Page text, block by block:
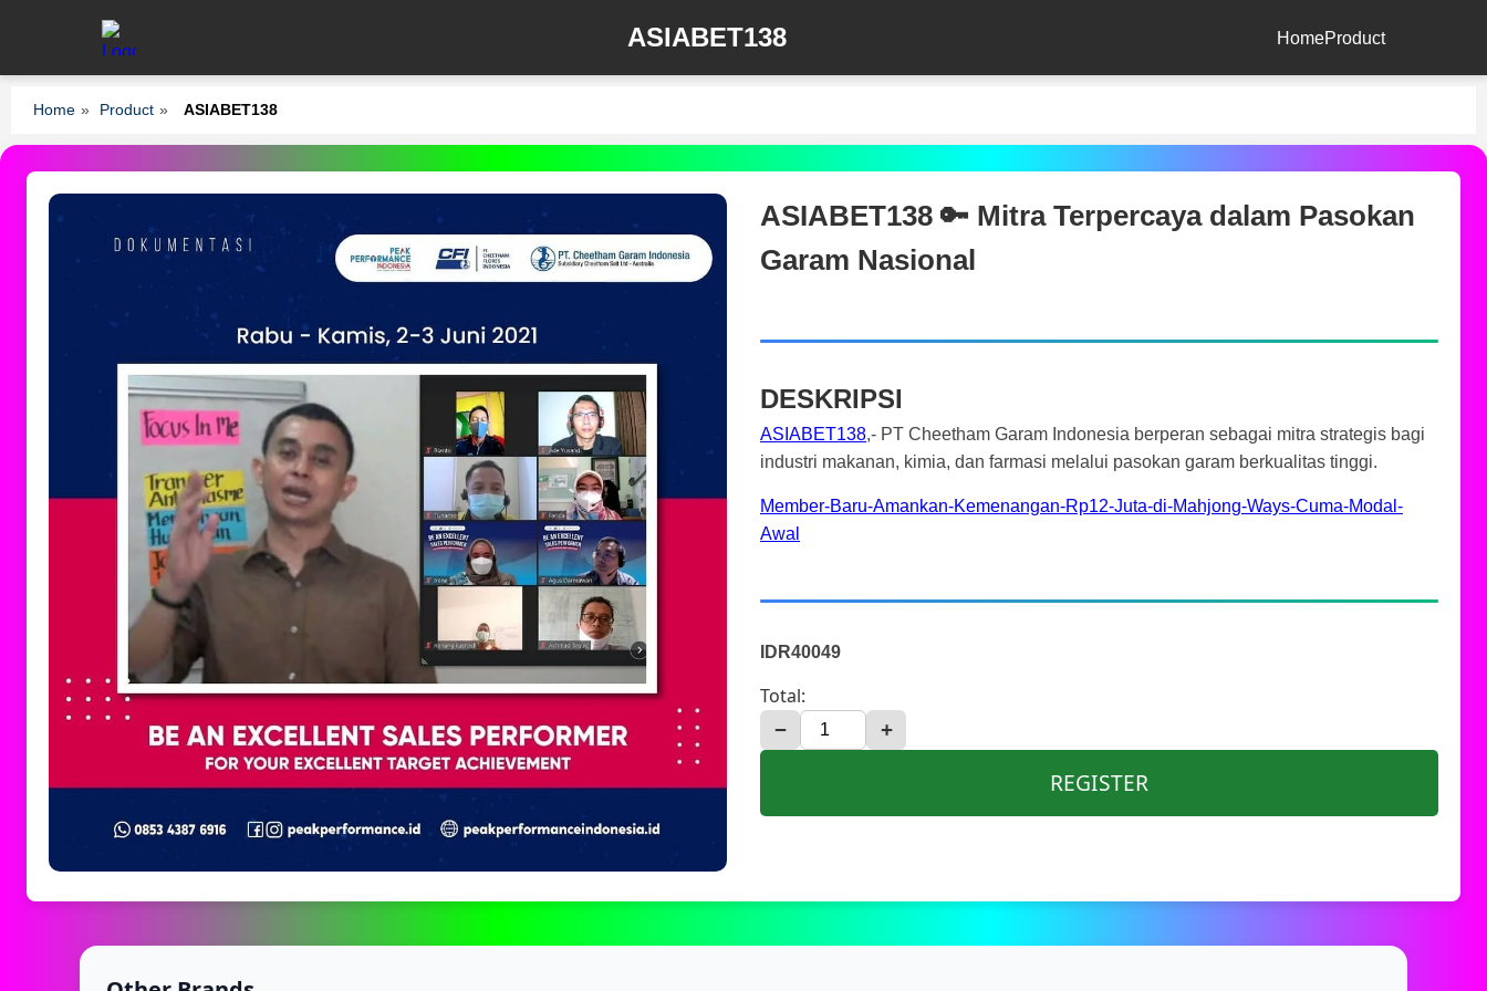
ASIABET138 HomeProduct
Home » Product » ASIABET138
ASIABET138 🔑 Mitra Terpercaya dalam Pasokan
Garam Nasional
DESKRIPSI
ASIABET138,- PT Cheetham Garam Indonesia berperan sebagai mitra strategis bagi
industri makanan, kimia, dan farmasi melalui pasokan garam berkualitas tinggi.
Member-Baru-Amankan-Kemenangan-Rp12-Juta-di-Mahjong-Ways-Cuma-Modal-
Awal
IDR40049
Total:
− +
REGISTER